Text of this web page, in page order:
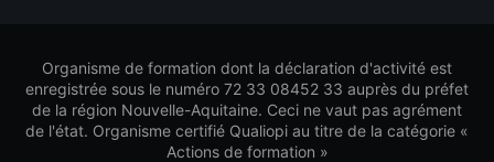
Organisme de formation dont la déclaration d'activité est
enregistrée sous le numéro 72 33 08452 33 auprès du préfet
de la région Nouvelle-Aquitaine. Ceci ne vaut pas agrément
de l'état. Organisme certifié Qualiopi au titre de la catégorie «
Actions de formation »